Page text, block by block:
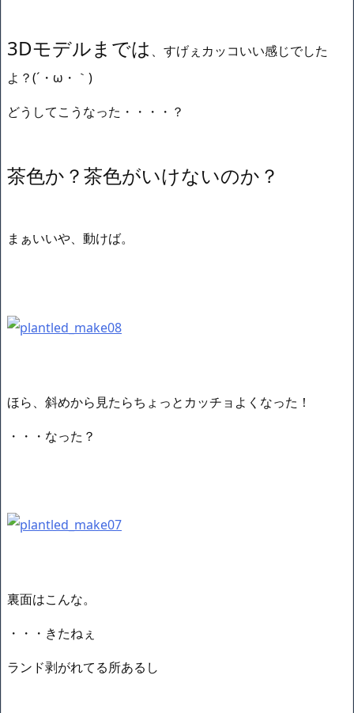
3Dモデルまでは 、すげぇカッコいい感じでした
よ？(´・ω・｀)
どうしてこうなった・・・・？
茶色か？茶色がいけないのか？
まぁいいや、動けば。
ほら、斜めから見たらちょっとカッチョよくなった！
・・・なった？
裏面はこんな。
・・・きたねぇ
ランド剥がれてる所あるし